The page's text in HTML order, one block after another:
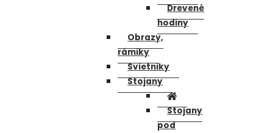
Drevené
hodiny
Obrazy,
rámiky
Svietniky
Stojany
Stojany
pod